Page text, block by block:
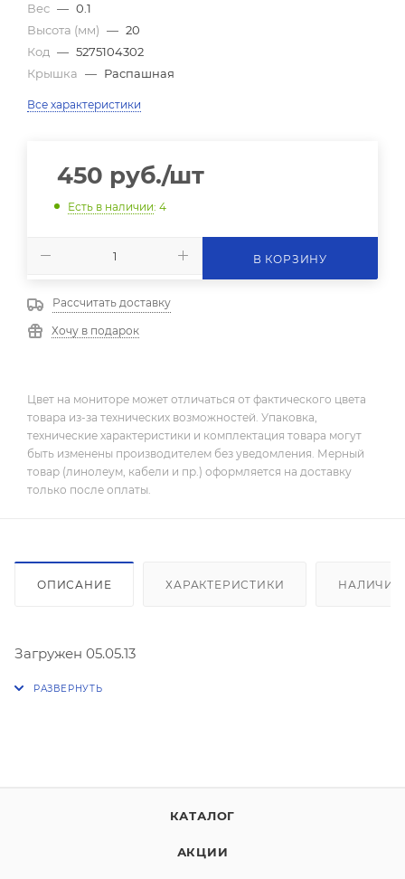
Вес — 0.1
Высота (мм) — 20
Код — 5275104302
Крышка — Распашная
Все характеристики
450 руб./шт
Есть в наличии: 4
В КОРЗИНУ
Рассчитать доставку
Хочу в подарок
Цвет на мониторе может отличаться от фактического цвета
товара из-за технических возможностей. Упаковка,
технические характеристики и комплектация товара могут
быть изменены производителем без уведомления. Мерный
товар (линолеум, кабели и пр.) оформляется на доставку
только после оплаты.
ОПИСАНИЕ ХАРАКТЕРИСТИКИ НАЛИЧИЕ
Загружен 05.05.13
КАТАЛОГ
АКЦИИ